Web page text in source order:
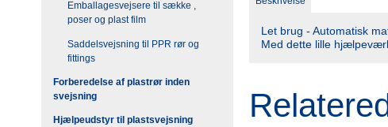
Emballagesvejsere til sække ,
poser og plast film
Saddelsvejsning til PPR rør og
fittings
Forberedelse af plastrør inden
svejsning
Hjælpeudstyr til plastsvejsning
Let brug - Automatisk
Med dette lille